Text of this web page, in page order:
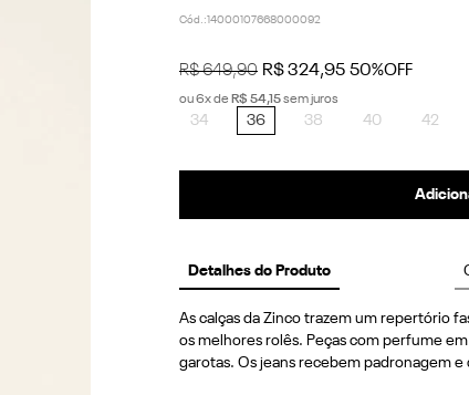
Cód. :14000107668000092
R$ 649,90 R$324,95 50%OFF
ou6x de R$ 54,15sem juros
34 36 38 40 42
Detalhes do Produto
As calças da Zinco trazem um repertório
os melhores rolês. Peças com perfume
garotas. Os jeans recebem padronagem e